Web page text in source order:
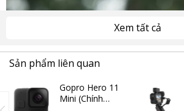
Xem tất cả
Sản phẩm liên quan
Gopro Hero 11
Mini (Chính